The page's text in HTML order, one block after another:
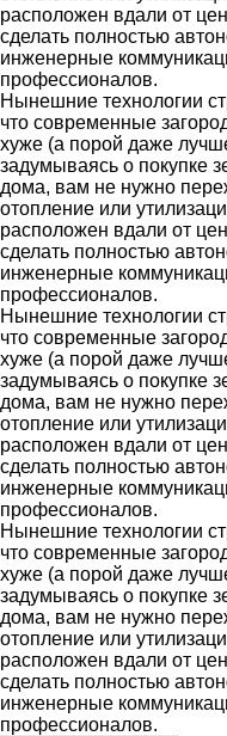
расположен вдали от
сделать полностью
инженерные
профессионалов.
Нынешние технологии
что современные
хуже (а порой даже
задумываясь о покупке
дома, вам не нужно
отопление или
расположен вдали от
сделать полностью
инженерные
профессионалов.
Нынешние технологии
что современные
хуже (а порой даже
задумываясь о покупке
дома, вам не нужно
отопление или
расположен вдали от
сделать полностью
инженерные
профессионалов.
Нынешние технологии
что современные
хуже (а порой даже
задумываясь о покупке
дома, вам не нужно
отопление или
расположен вдали от
сделать полностью
инженерные
профессионалов.